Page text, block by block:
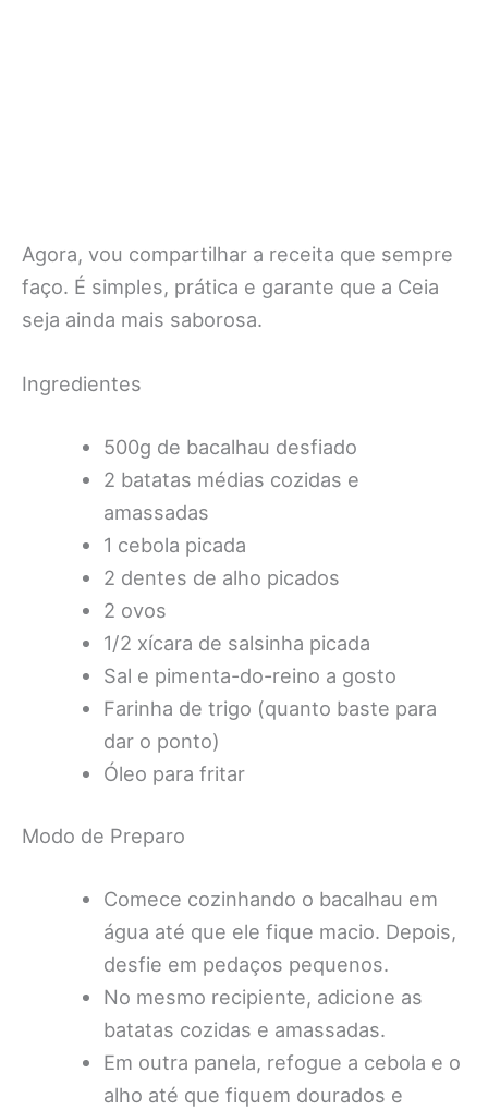
Agora, vou compartilhar a receita que sempre
faço. É simples, prática e garante que a Ceia
seja ainda mais saborosa.
Ingredientes
500g de bacalhau desfiado
2 batatas médias cozidas e
amassadas
1 cebola picada
2 dentes de alho picados
2 ovos
1/2 xícara de salsinha picada
Sal e pimenta-do-reino a gosto
Farinha de trigo (quanto baste para
dar o ponto)
Óleo para fritar
Modo de Preparo
Comece cozinhando o bacalhau em
água até que ele fique macio. Depois,
desfie em pedaços pequenos.
No mesmo recipiente, adicione as
batatas cozidas e amassadas.
Em outra panela, refogue a cebola e o
alho até que fiquem dourados e